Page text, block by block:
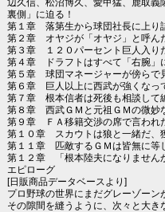
裏側」に迫る！
第１章 落第生から球団社長に上り
第２章 オヤジが「オヤジ」と呼ん
第３章 １２０パーセント巨人入り
第４章 ドラフトはすべて「右腕」
第５章 球団マネージャーが傍らで
第６章 巨人以上に西武が強くなっ
第７章 根本信者は死後も相談して
第８章 西武ＧＭと元祖ＧＭの微妙
第９章 ＦＡ移籍交渉の席で言われ
第１０章 スカウトは狼と一緒だ、
第１１章 匹敵するＧＭは皆無に等
第１２章 「根本陸夫になりません
エピローグ
[日販商品データベースより]
プロ野球の世界にまだグレーゾーン
その隙間を縫うように、次々と大き